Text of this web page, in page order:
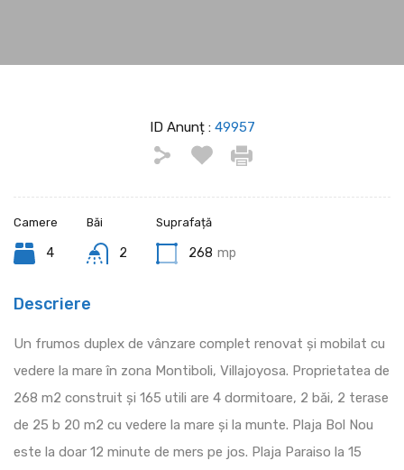
ID Anunț : 49957
Camere
4
Băi
2
Suprafață
268 mp
Descriere
Un frumos duplex de vânzare complet renovat și mobilat cu
vedere la mare în zona Montiboli, Villajoyosa. Proprietatea de
268 m2 construit și 165 utili are 4 dormitoare, 2 băi, 2 terase
de 25 b 20 m2 cu vedere la mare și la munte. Plaja Bol Nou
este la doar 12 minute de mers pe jos. Plaja Paraiso la 15